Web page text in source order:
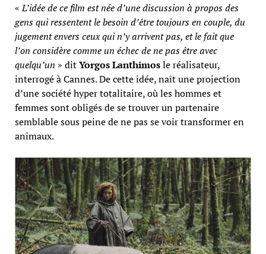
«L’idée de ce film est née d’une discussion à propos des
gens qui ressentent le besoin d’être toujours en couple, du
jugement envers ceux qui n’y arrivent pas, et le fait que
l’on considère comme un échec de ne pas être avec
quelqu’un » ditYorgos Lanthimosle réalisateur,
interrogé à Cannes. De cette idée, naît une projection
d’une société hyper totalitaire, où les hommes et
femmes sont obligés de se trouver un partenaire
semblable sous peine de ne pas se voir transformer en
animaux.